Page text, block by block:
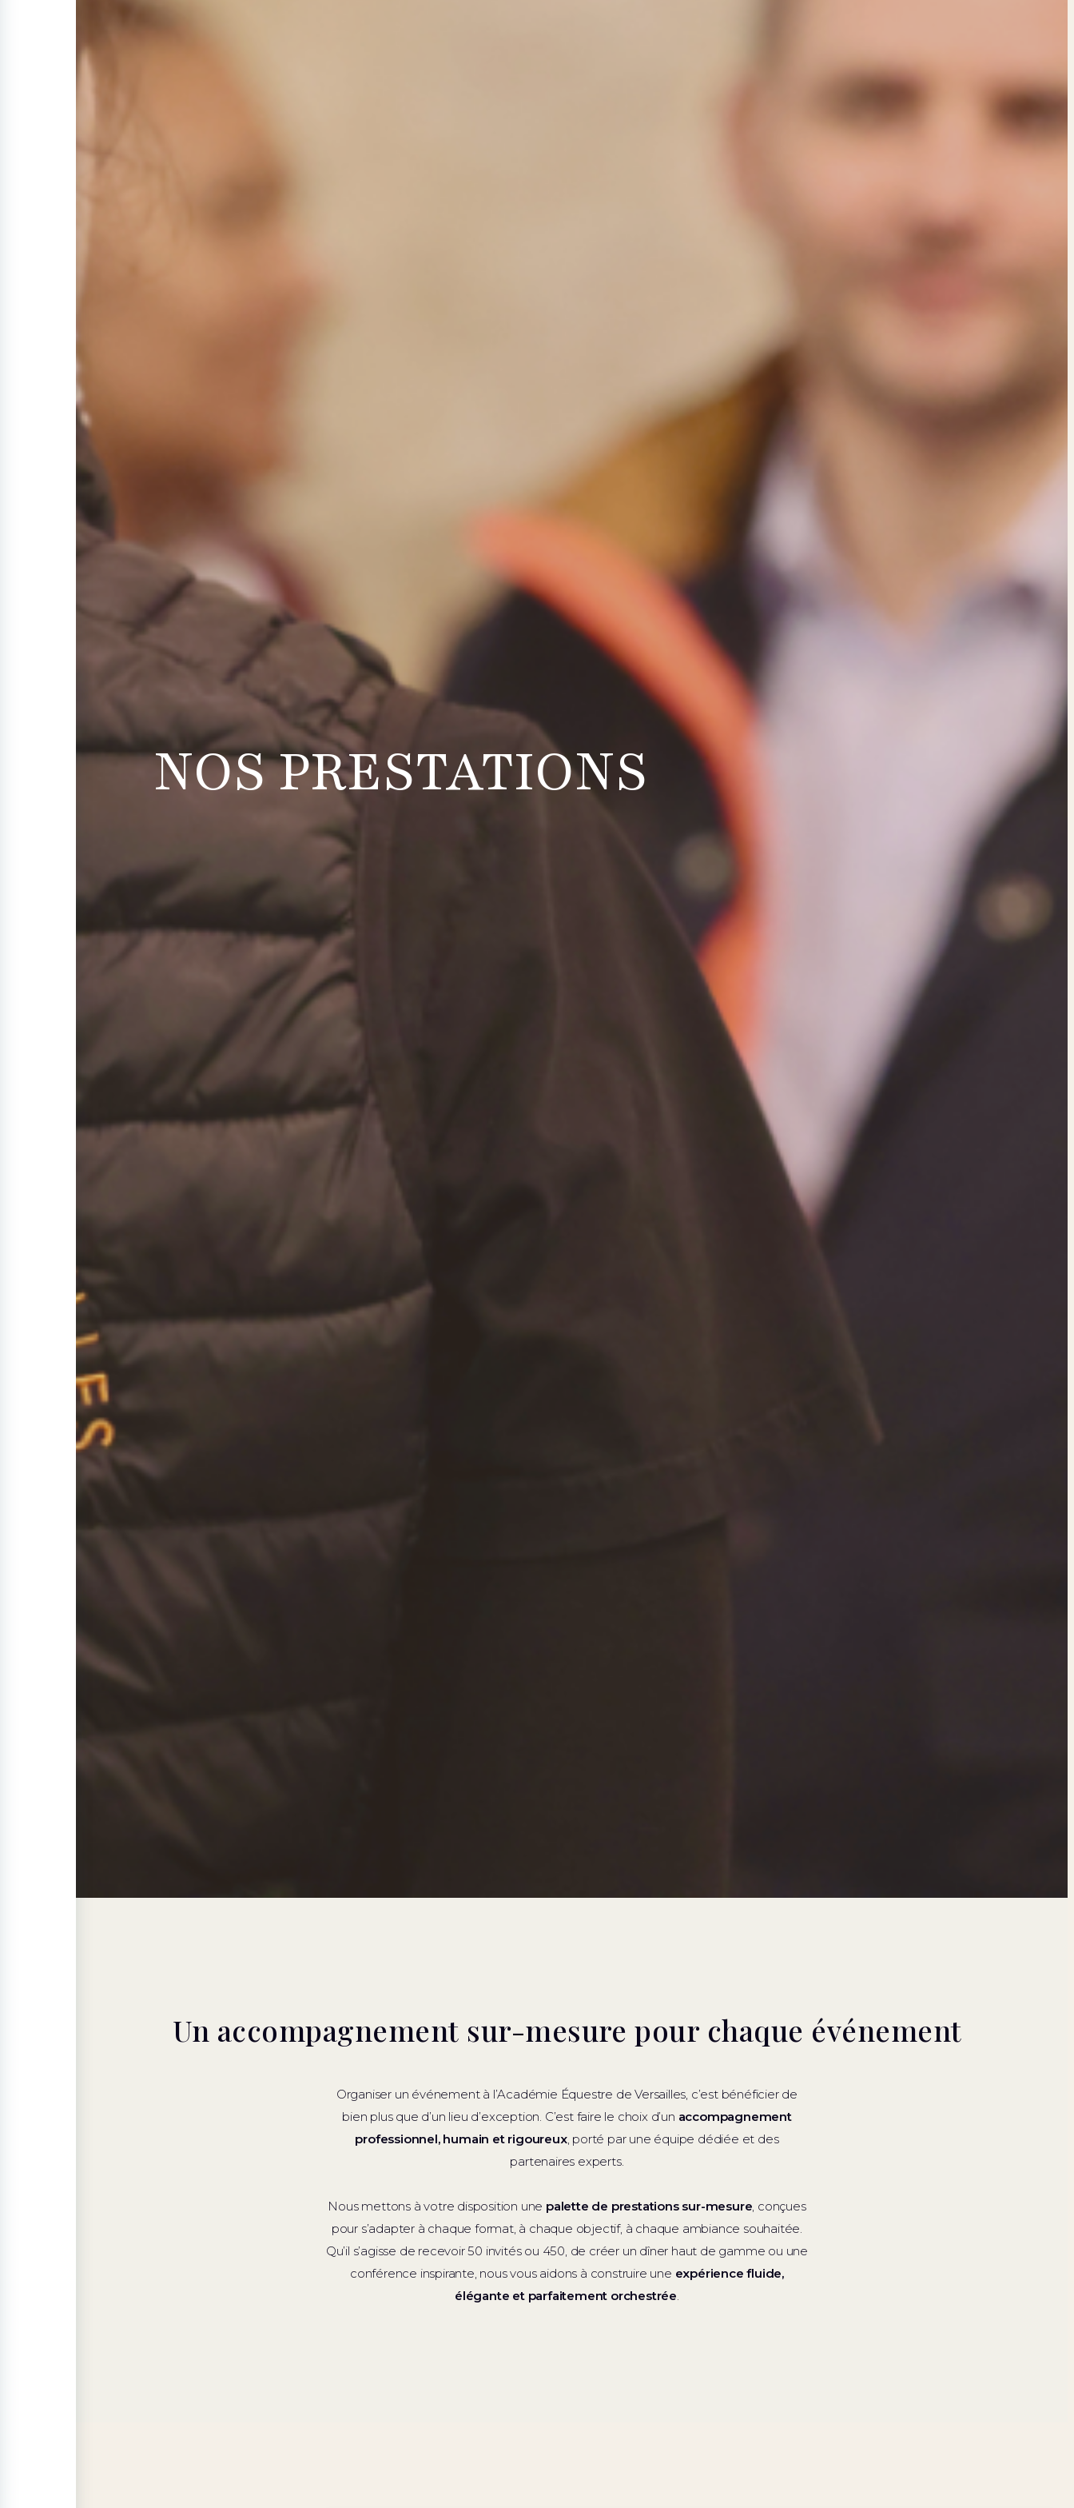
NOS PRESTATIONS
Un accompagnement sur-mesure pour chaque événement
Organiser un événement à l’Académie Équestre de Versailles, c’est bénéficier de
bien plus que d’un lieu d’exception. C’est faire le choix d’un accompagnement
professionnel, humain et rigoureux, porté par une équipe dédiée et des
partenaires experts.
Nous mettons à votre disposition une palette de prestations sur-mesure, conçues
pour s’adapter à chaque format, à chaque objectif, à chaque ambiance souhaitée.
Qu’il s’agisse de recevoir 50 invités ou 450, de créer un dîner haut de gamme ou une
conférence inspirante, nous vous aidons à construire une expérience fluide,
élégante et parfaitement orchestrée.